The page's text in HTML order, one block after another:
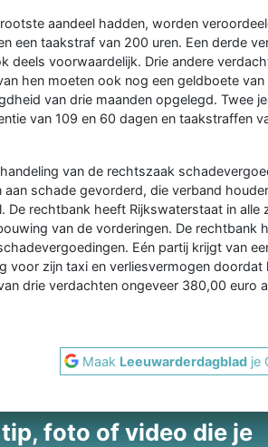
aandeel hadden, worden
een taakstraf van 200 uren. Een derde
deels voorwaardelijk. Drie andere
hen moeten ook nog een geldboete van
van drie maanden opgelegd. Twee
van 109 en 60 dagen en taakstraffen
van de rechtszaak
schade gevorderd, die verband
rechtbank heeft Rijkswaterstaat in alle
van de vorderingen. De rechtbank
Eén partij krijgt van
voor zijn taxi en verliesvermogen doordat
drie verdachten ongeveer 380,00 euro
Maak Leeuwarderdagblad je
foto of video die je